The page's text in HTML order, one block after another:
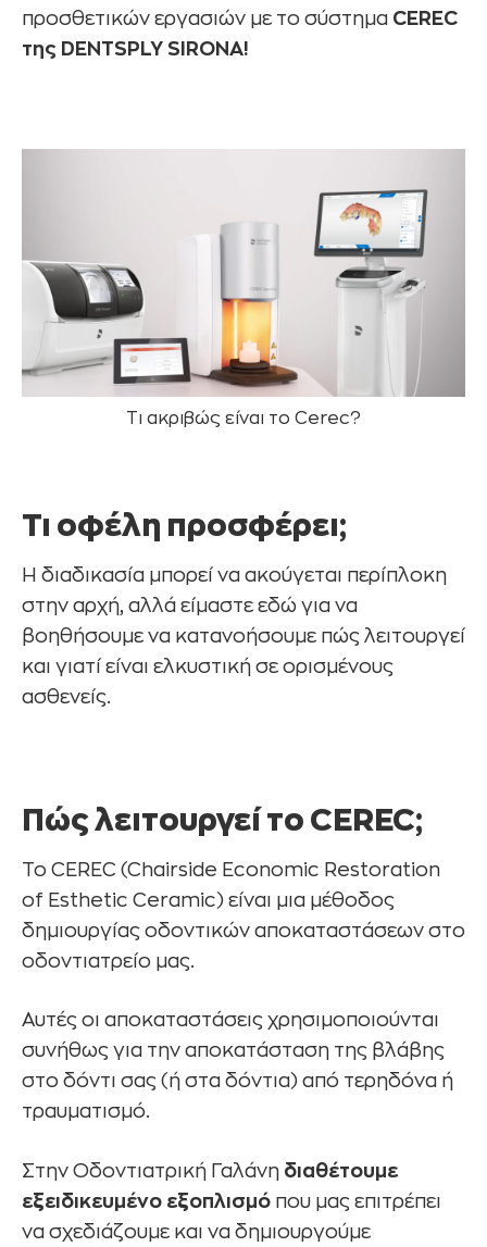
προσθετικών εργασιών με το σύστημα CEREC
της DENTSPLY SIRONA!
Τι ακριβώς είναι το Cerec?
Τι οφέλη προσφέρει;
Η διαδικασία μπορεί να ακούγεται περίπλοκη
στην αρχή, αλλά είμαστε εδώ για να
βοηθήσουμε να κατανοήσουμε πώς λειτουργεί
και γιατί είναι ελκυστική σε ορισμένους
ασθενείς.
Πώς λειτουργεί το CEREC;
Το CEREC (Chairside Economic Restoration
of Esthetic Ceramic) είναι μια μέθοδος
δημιουργίας οδοντικών αποκαταστάσεων στο
οδοντιατρείο μας.
Αυτές οι αποκαταστάσεις χρησιμοποιούνται
συνήθως για την αποκατάσταση της βλάβης
στο δόντι σας (ή στα δόντια) από τερηδόνα ή
τραυματισμό.
Στην Οδοντιατρική Γαλάνη διαθέτουμε
εξειδικευμένο εξοπλισμό που μας επιτρέπει
να σχεδιάζουμε και να δημιουργούμε